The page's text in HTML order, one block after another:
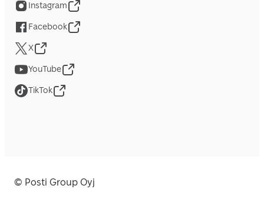
Instagram
Facebook
X
YouTube
TikTok
© Posti Group Oyj